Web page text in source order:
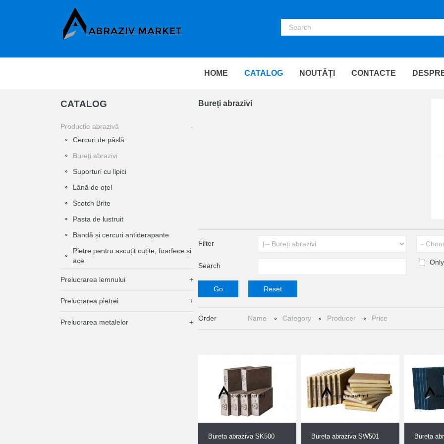
HOME CATALOG NOUTĂȚI CONTACTE
Bureți abrazivi
Filter
Search
Order Name Category Producer Price
Bureta abraziva SK500 Bureta abraziva SW501 Bureta
CATALOG
Producție abrazivă
Cercuri de pâslă
Bureți abrazivi
Suporturi cu lipici
Lână de oțel
Scotch Brite
Pasta de lustruit
Bandă și cercuri antiderapante
Pietre pentru ascuțit cuțite, foarfece și
ace
Prelucrarea lemnului
Prelucrarea pietrei
Prelucrarea metalelor